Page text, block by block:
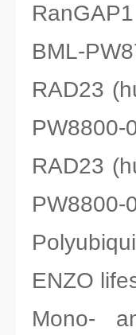
BML-
RAD23
PW8800-
RAD23
PW8800-
ENZO
Mono-